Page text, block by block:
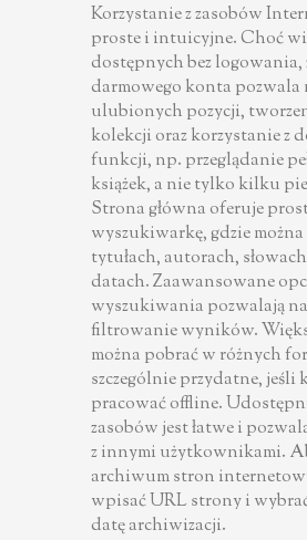
Korzystanie z zasobów
proste i intuicyjne. Choć
dostępnych bez logowania,
darmowego konta pozwala
ulubionych pozycji,
kolekcji oraz korzystanie z
funkcji, np. przeglądanie
książek, a nie tylko kilku
Strona główna oferuje
wyszukiwarkę, gdzie
tytułach, autorach,
datach. Zaawansowane
wyszukiwania pozwalają
filtrowanie wyników.
można pobrać w różnych
szczególnie przydatne, jeśli
pracować offline.
zasobów jest łatwe i
z innymi użytkownikami.
archiwum stron
wpisać URL strony i
datę archiwizacji.